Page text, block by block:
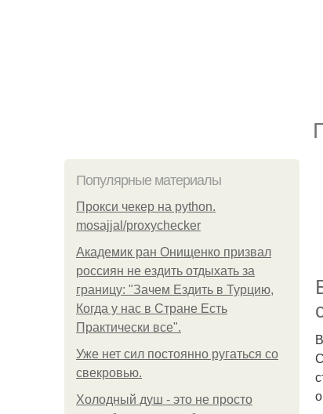
Популярные материалы
Прокси чекер на python.
mosajjal/proxychecker
Академик ран Онищенко призвал
россиян не ездить отдыхать за
границу: "Зачем Ездить в Турцию,
Когда у нас в Стране Есть
Практически все".
Уже нет сил постоянно ругаться со
свекровью.
Холодный душ - это не просто